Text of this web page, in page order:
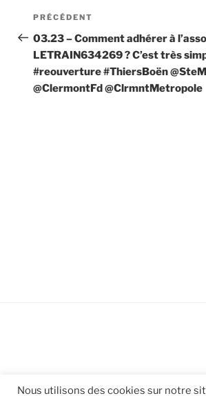
Navigation
de
l’article
Article
précédent
PRÉCÉDENT
03.23 – Comment adhérer à
LETRAIN634269 ? C’est très
#reouverture #ThiersBoën
@ClermontFd @ClrmntMetropole
Nous utilisons des cookies sur notre